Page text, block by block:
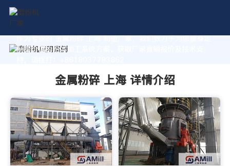
作为专业的 金属粉碎 上海 制造厂家，我们致力于为您量身定
制高价值的粉体加工系统方案。获取厂家直销报价及技术支
金属粉碎 上海 详情介绍